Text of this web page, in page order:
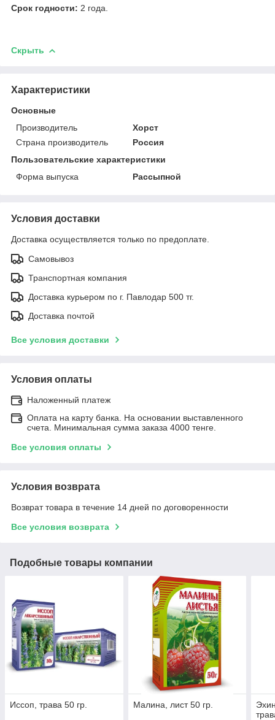
Срок годности: 2 года.
Скрыть
Характеристики
Основные
Производитель
Хорст
Страна производитель
Россия
Пользовательские характеристики
Форма выпуска
Рассыпной
Условия доставки
Доставка осуществляется только по предоплате.
Самовывоз
Транспортная компания
Доставка курьером по г. Павлодар 500 тг.
Доставка почтой
Все условия доставки
Условия оплаты
Наложенный платеж
Оплата на карту банка. На основании выставленного
счета. Минимальная сумма заказа 4000 тенге.
Все условия оплаты
Условия возврата
Возврат товара в течение 14 дней по договоренности
Все условия возврата
Подобные товары компании
Иссоп, трава 50 гр. Малина, лист 50 гр.